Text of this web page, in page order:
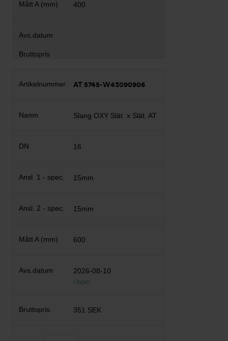
400
AT 5745-W43090906
Slang OXY Slät. x Slät. AT
16
15mm
15mm
600
2026-08-10
I lager
351 SEK